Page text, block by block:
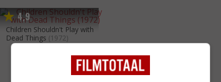
4,9
Children Shouldn't Play with
Dead Things (1972)